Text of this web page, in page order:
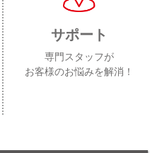
サポート
専門スタッフが
お客様のお悩みを解消！